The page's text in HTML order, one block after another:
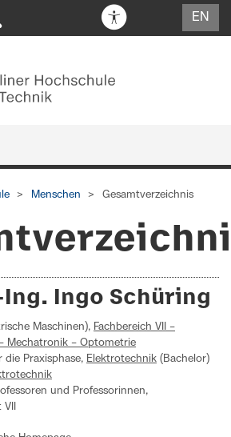
EN
Menschen Gesamtverzeichnis
Ing. Ingo Schüring
Maschinen), Fachbereich VII –
Mechatronik – Optometrie
die Praxisphase, Elektrotechnik (Bachelor)
und Professorinnen,